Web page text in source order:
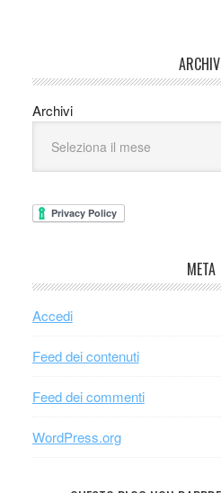
Archivi
META
Accedi
Feed dei contenuti
Feed dei commenti
WordPress.org